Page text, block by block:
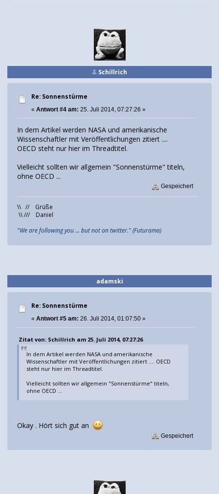
Schillrich
Re: Sonnenstürme
« Antwort #4 am: 25. Juli 2014, 07:27:26 »
In dem Artikel werden NASA und amerikanische
Wissenschaftler mit Veröffentlichungen zitiert ....
OECD steht nur hier im Threadtitel.
Vielleicht sollten wir allgemein "Sonnenstürme" titeln,
ohne OECD ...
Gespeichert
\\ // Grüße
\\ /// Daniel
"We are following you ... but not on twitter." (Futurama)
adamski
Re: Sonnenstürme
« Antwort #5 am: 26. Juli 2014, 01:07:50 »
Zitat von: Schillrich am 25. Juli 2014, 07:27:26
In dem Artikel werden NASA und amerikanische
Wissenschaftler mit Veröffentlichungen zitiert .... OECD
steht nur hier im Threadtitel.
Vielleicht sollten wir allgemein "Sonnenstürme" titeln,
ohne OECD ...
Okay . Hört sich gut an
Gespeichert